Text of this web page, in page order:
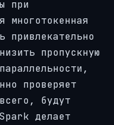
при
многотокенная
привлекательно
пропускную
проверяет
будут
делает